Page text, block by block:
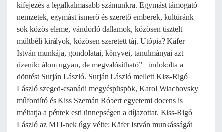
kifejezés a legalkalmasabb számunkra. Egymást támogató
nemzetek, egymást ismerő és szerető emberek, kultúránk
sok közös eleme, vándorló dallamok, közösen tisztelt
múltbéli királyok, közösen szeretett táj. Utópia? Käfer
István munkája, gondolatai, könyvei, tanulmányai azt
üzenik: álom ugyan, de megvalósítható” - indokolta a
döntést Surján László. Surján László mellett Kiss-Rigó
László szeged-csanádi megyéspüspök, Karol Wlachovsky
műfordító és Kiss Szemán Róbert egyetemi docens is
méltatja a péntek esti ünnepségen a díjazottat. Kiss-Rigó
László az MTI-nek úgy vélte: Käfer István munkásságát